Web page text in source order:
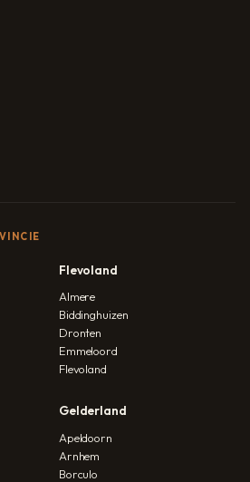
Flevoland
Almere
Biddinghuizen
Dronten
Emmeloord
Flevoland
Gelderland
Apeldoorn
Arnhem
Borculo